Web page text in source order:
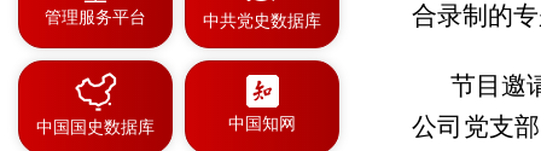
管理服务平台 中共党史数据库
中国国史数据库 中国知网
合录制的
节目邀
公司党支